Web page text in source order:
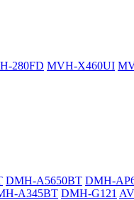
280FD MVH-X460UI
DMH-A5650BT DMH-
A345BT DMH-G121